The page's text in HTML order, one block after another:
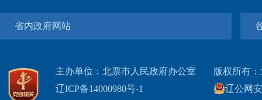
省内政府网站
主办单位：北票市人民政府办公室
辽ICP备14000980号-1
版权所有
辽公网